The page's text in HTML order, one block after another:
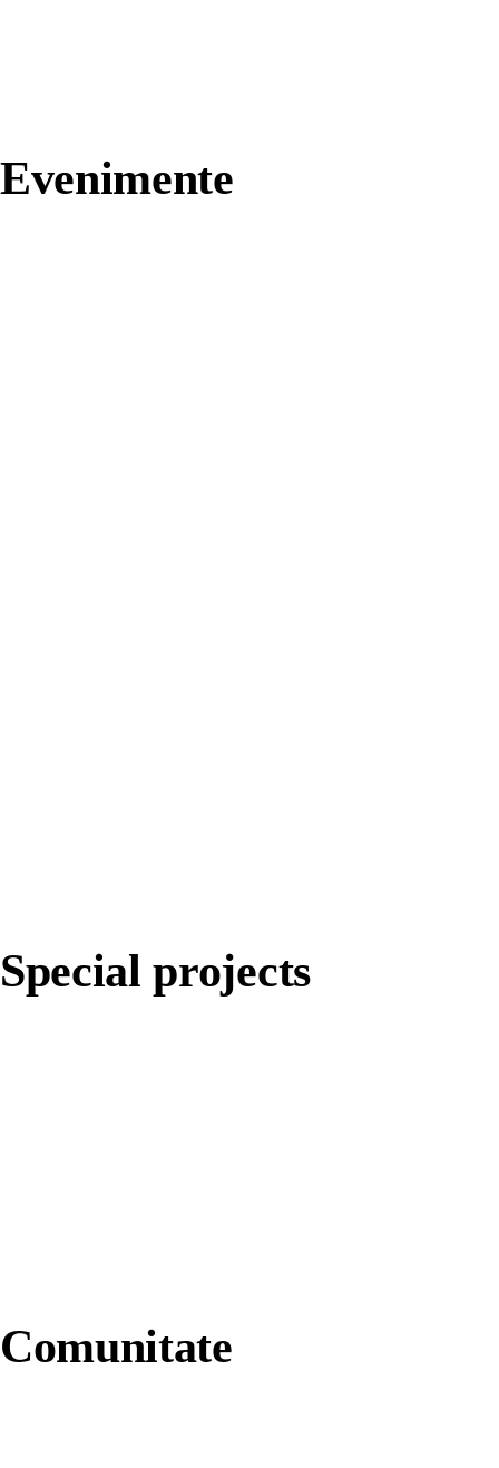
Evenimente
Special projects
Comunitate